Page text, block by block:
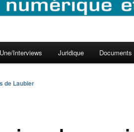
Une/Interviews Juridique Documents
de Laubier